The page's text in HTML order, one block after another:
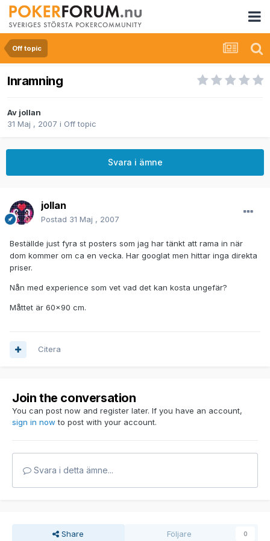
Off topic
Inramning
Av jollan
31 Maj , 2007 i Off topic
Svara i ämne
jollan
Postad 31 Maj , 2007
Beställde just fyra st posters som jag har tänkt att rama in när
dom kommer om ca en vecka. Har googlat men hittar inga direkta
priser.
Nån med experience som vet vad det kan kosta ungefär?
Måttet är 60x90 cm.
Citera
Join the conversation
You can post now and register later. If you have an account,
sign in now to post with your account.
Svara i detta ämne...
Share Följare 0